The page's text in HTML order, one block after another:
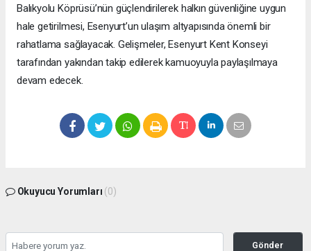
Balıkyolu Köprüsü’nün güçlendirilerek halkın güvenliğine uygun
hale getirilmesi, Esenyurt’un ulaşım altyapısında önemli bir
rahatlama sağlayacak. Gelişmeler, Esenyurt Kent Konseyi
tarafından yakından takip edilerek kamuoyuyla paylaşılmaya
devam edecek.
Okuyucu Yorumları (0)
Gönder